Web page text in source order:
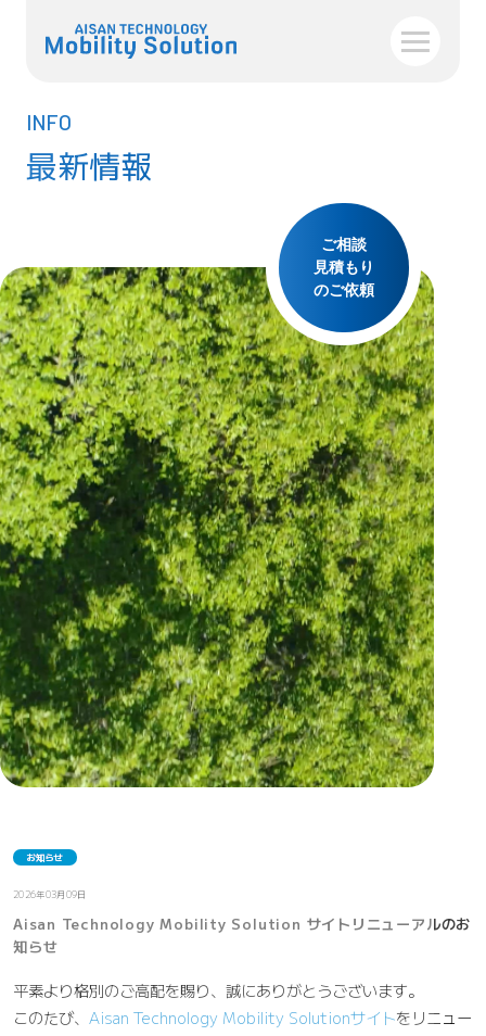
INFO
最新情報
ご相談
見積もり
のご依頼
お知らせ
2026年03月09日
Aisan Technology Mobility Solution サイトリニューアルのお
知らせ
平素より格別のご高配を賜り、誠にありがとうございます。
このたび、 Aisan Technology Mobility Solutionサイトをリニュー